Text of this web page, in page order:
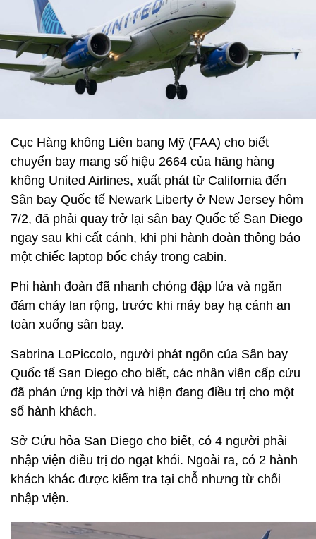
Cục Hàng không Liên bang Mỹ (FAA) cho biết
chuyến bay mang số hiệu 2664 của hãng hàng
không United Airlines, xuất phát từ California đến
Sân bay Quốc tế Newark Liberty ở New Jersey hôm
7/2, đã phải quay trở lại sân bay Quốc tế San Diego
ngay sau khi cất cánh, khi phi hành đoàn thông báo
một chiếc laptop bốc cháy trong cabin.
Phi hành đoàn đã nhanh chóng đập lửa và ngăn
đám cháy lan rộng, trước khi máy bay hạ cánh an
toàn xuống sân bay.
Sabrina LoPiccolo, người phát ngôn của Sân bay
Quốc tế San Diego cho biết, các nhân viên cấp cứu
đã phản ứng kịp thời và hiện đang điều trị cho một
số hành khách.
Sở Cứu hỏa San Diego cho biết, có 4 người phải
nhập viện điều trị do ngạt khói. Ngoài ra, có 2 hành
khách khác được kiểm tra tại chỗ nhưng từ chối
nhập viện.